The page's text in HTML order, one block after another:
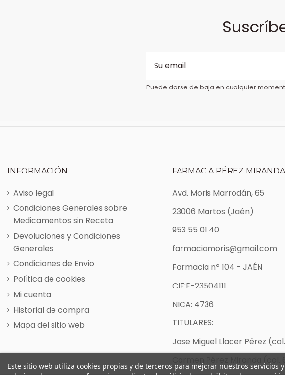
Puede darse de baja en cualquier
INFORMACIÓN
Aviso legal
Condiciones Generales sobre
Medicamentos sin Receta
Devoluciones y Condiciones
Generales
Condiciones de Envio
Política de cookies
Mi cuenta
Historial de compra
Mapa del sitio web
FARMACIA PÉREZ MIRANDA
Avd. Moris Marrodán, 65
23006 Martos (Jaén)
953 55 01 40
farmaciamoris@gmail.com
Farmacia nº 104 - JAÉN
CIF:E-23504111
NICA: 4736
TITULARES:
Jose Miguel Llacer Pérez (col.
Este sitio web utiliza cookies propias y de terceros para mejorar nuestros servicios